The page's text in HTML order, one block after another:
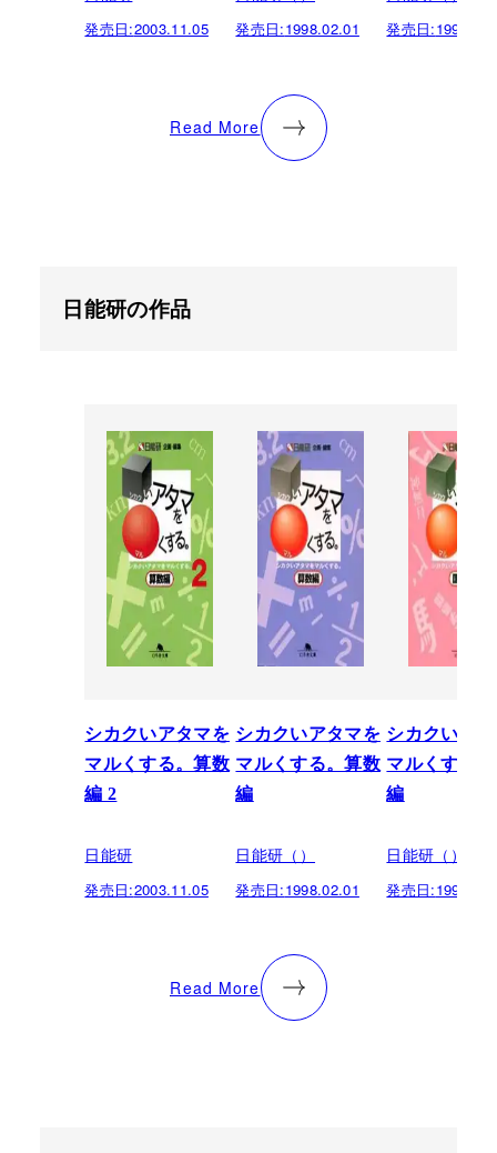
発売日:2003.11.05 発売日:1998.02.01 発売日:
Read More
日能研の作品
シカクいアタマを
マルくする。算数
編 2
日能研
発売日:2003.11.05
シカクいアタマを
マルくする。算数
編
日能研（）
発売日:1998.02.01
シカクいア
マルくする
編
日能研（）
発売日:
Read More